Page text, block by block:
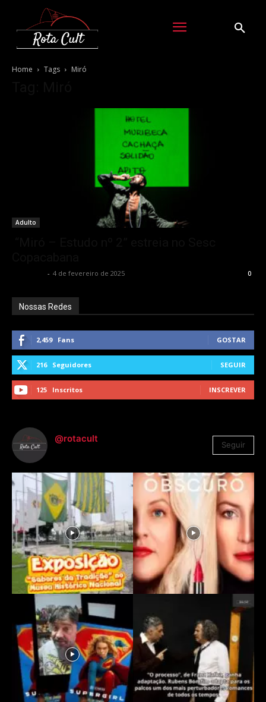
Home Tags Miró
Adulto
- 4 de fevereiro de 2025 0
Nossas Redes
2,459 Fans GOSTAR
216 Seguidores SEGUIR
125 Inscritos INSCREVER
@rotacult
Seguir